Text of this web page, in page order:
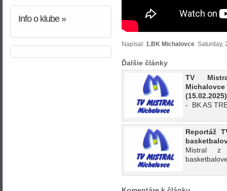
Infoo klube »
Napísal: 1.BK Michalovce Saturday,
Ďalšie články
TV
(15.02.2025)
- BK AS
Reportáž
Mistral z